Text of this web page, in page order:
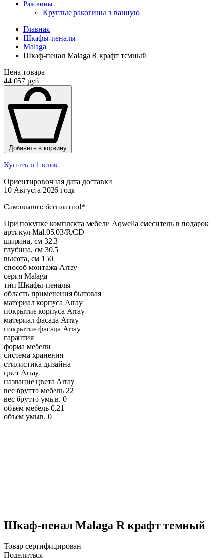
Раковины
Круглые раковины в ванную
Главная
Шкафы-пеналы
Malaga
Шкаф-пенал Malaga R крафт темный
Цена товара
44 057 руб.
Добавить в корзину
Купить в 1 клик
Ориентировочная дата доставки
10 Августа 2026 года
Самовывоз: бесплатно!*
При покупке комплекта мебели Aqwella смеситель в подарок
артикул Mal.05.03/R/CD
ширина, см 32.3
глубина, см 30.5
высота, см 150
способ монтажа Array
серия Malaga
тип Шкафы-пеналы
область применения бытовая
материал корпуса Array
покрытие корпуса Array
материал фасада Array
покрытие фасада Array
гарантия
форма мебели
система хранения
стилистика дизайна
цвет Array
название цвета Array
вес брутто мебель 22
вес брутто умыв. 0
объем мебель 0,21
объем умыв. 0
Шкаф-пенал Malaga R крафт темный
Товар сертифицирован
Поделиться